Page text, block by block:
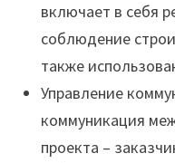
включает в себя
соблюдение
также
Управление
коммуникация
проекта –